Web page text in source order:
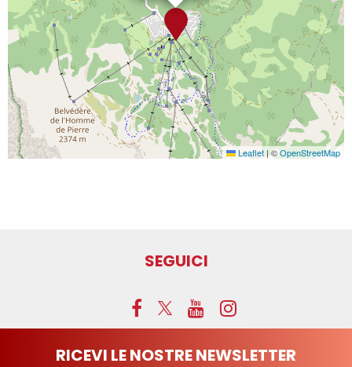
Leaflet | ©OpenStreetMap
SEGUICI
RICEVI LE NOSTRE NEWSLETTER